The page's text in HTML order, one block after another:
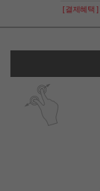
[ 결제혜택 ]